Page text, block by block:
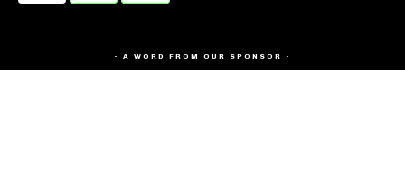
- A WORD FROM OUR SPONSOR -